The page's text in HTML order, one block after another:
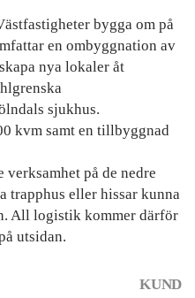
bygga om på
en ombyggnation av
nya lokaler åt
sjukhus.
kvm samt en tillbyggnad
verksamhet på de nedre
trapphus eller hissar kunna
All logistik kommer därför
utsidan.
KUND